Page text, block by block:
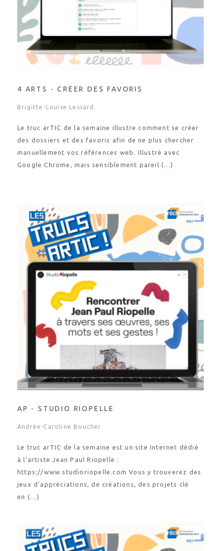
4 ARTS - CRÉER DES FAVORIS
Brigitte-Louise Lessard
Le truc arTIC de la semaine illustre comment se créer
des dossiers et des favoris afin de ne plus chercher
manuellement vos références web. Illustré avec
Google Chrome, mais sensiblement pareil (…)
AP - STUDIO RIOPELLE
Andrée-Caroline Boucher
Le truc arTIC de la semaine est un site Internet dédié
à l’artiste Jean Paul Riopelle :
https://www.studioriopelle.com Vous y trouverez des
jeux d’appréciations, de créations, des projets clé
en (…)